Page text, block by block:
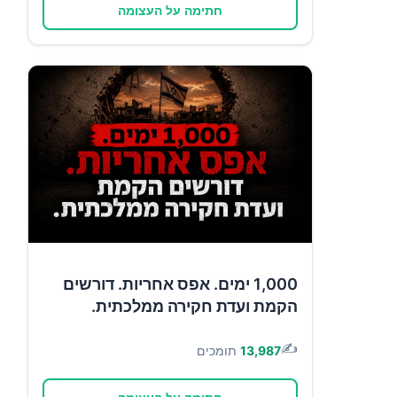
חתימה על העצומה
1,000 ימים. אפס אחריות. דורשים
הקמת ועדת חקירה ממלכתית.
✍️
13,987 תומכים